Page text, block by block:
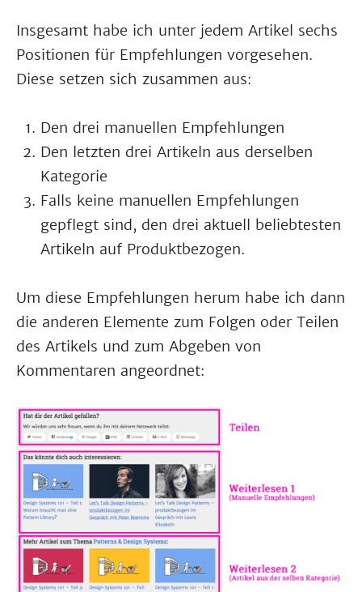
Insgesamt habe ich unter jedem Artikel sechs
Positionen für Empfehlungen vorgesehen.
Diese setzen sich zusammen aus:
Den drei manuellen Empfehlungen
Den letzten drei Artikeln aus derselben
Kategorie
Falls keine manuellen Empfehlungen
gepflegt sind, den drei aktuell beliebtesten
Artikeln auf Produktbezogen.
Um diese Empfehlungen herum habe ich dann
die anderen Elemente zum Folgen oder Teilen
des Artikels und zum Abgeben von
Kommentaren angeordnet: